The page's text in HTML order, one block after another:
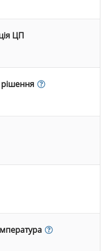
ЦП
рішення